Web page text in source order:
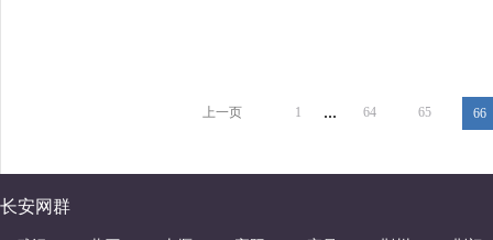
上一页 1 ... 64 65 66
长安网群